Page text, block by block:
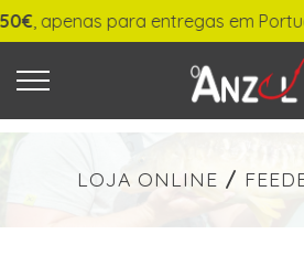
O QUE
apenas para entregas em Portugal
LOJA ONLINE /